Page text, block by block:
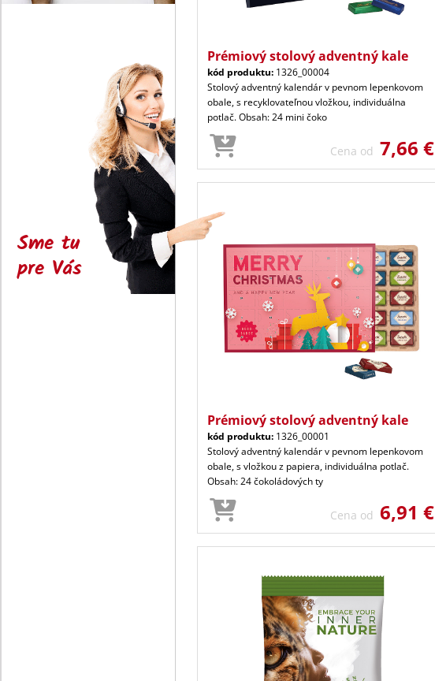
Sme tu
pre Vás
Prémiový stolový adventný kale
kód produktu: 1326_00004
Stolový adventný kalendár v pevnom lepenkovom
obale, s recyklovateľnou vložkou, individuálna
potlač. Obsah: 24 mini čoko
Cena od 7,66 €
Prémiový stolový adventný kale
kód produktu: 1326_00001
Stolový adventný kalendár v pevnom lepenkovom
obale, s vložkou z papiera, individuálna potlač.
Obsah: 24 čokoládových ty
Cena od 6,91 €